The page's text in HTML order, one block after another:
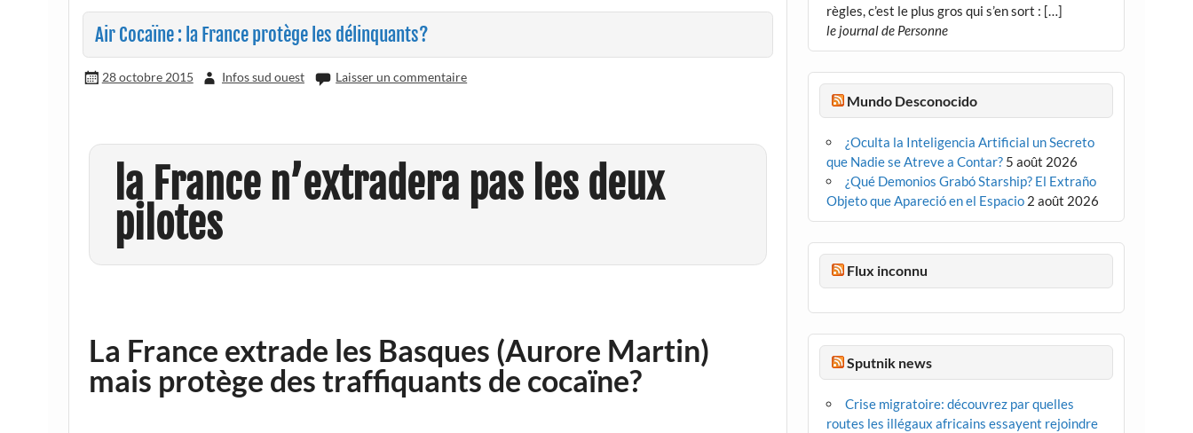
Air Cocaïne : la France protège les délinquants?
28 octobre 2015 Infos sud ouest Laisser un commentaire
la France n’extradera pas les deux
pilotes
La France extrade les Basques (Aurore Martin)
mais protège des traffiquants de cocaïne?
règles, c’est le plus gros qui s’en sort : […]
le journal de Personne
Mundo Desconocido
¿Oculta la Inteligencia Artificial un Secreto
que Nadie se Atreve a Contar? 5 août 2026
¿Qué Demonios Grabó Starship? El Extraño
Objeto que Apareció en el Espacio 2 août 2026
Flux inconnu
Sputnik news
Crise migratoire: découvrez par quelles
routes les illégaux africains essayent rejoindre